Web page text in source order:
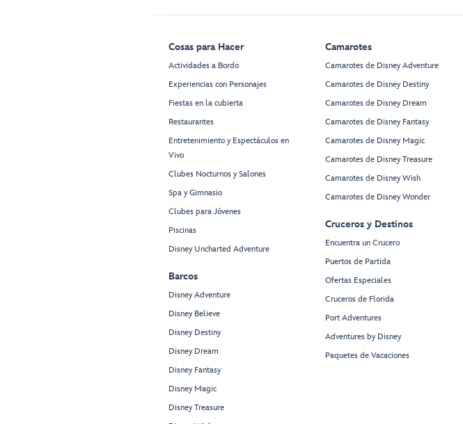
Cosas para Hacer
Actividades a Bordo
Experiencias con Personajes
Fiestas en la cubierta
Restaurantes
Entretenimiento y Espectáculos en
Vivo
Clubes Nocturnos y Salones
Spa y Gimnasio
Clubes para Jóvenes
Piscinas
Disney Uncharted Adventure
Barcos
Disney Adventure
Disney Believe
Disney Destiny
Disney Dream
Disney Fantasy
Disney Magic
Disney Treasure
Camarotes
Camarotes de Disney Adventure
Camarotes de Disney Destiny
Camarotes de Disney Dream
Camarotes de Disney Fantasy
Camarotes de Disney Magic
Camarotes de Disney Treasure
Camarotes de Disney Wish
Camarotes de Disney Wonder
Cruceros y Destinos
Encuentra un Crucero
Puertos de Partida
Ofertas Especiales
Cruceros de Florida
Port Adventures
Adventures by Disney
Paquetes de Vacaciones